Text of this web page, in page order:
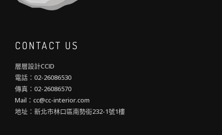
CONTACT US
層層設計CCID
電話：02-26086530
傳真：02-26086570
Mail：cc@cc-interior.com
地址：新北市林口區南勢街232-1號1樓